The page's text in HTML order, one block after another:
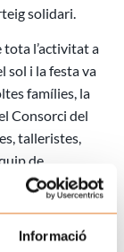
Informació
solidari.
l’activitat a
sol i la festa va
famílies, la
Consorci del
talleristes,
de